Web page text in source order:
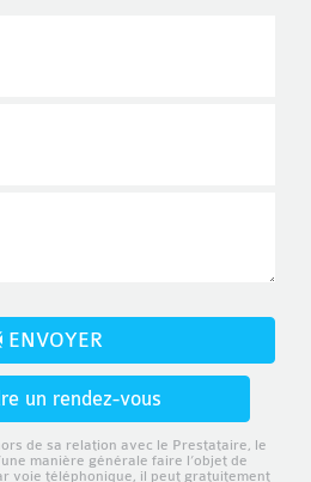
ENVOYER
un rendez-vous
de sa relation avec le Prestataire, le
manière générale faire l’objet de
voie téléphonique, il peut gratuitement